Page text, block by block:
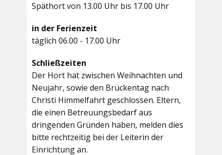
Späthort von 13.00 Uhr bis 17.00 Uhr
in der Ferienzeit
täglich 06.00 - 17.00 Uhr
Schließzeiten
Der Hort hat zwischen Weihnachten und
Neujahr, sowie den Brückentag nach
Christi Himmelfahrt geschlossen. Eltern,
die einen Betreuungsbedarf aus
dringenden Gründen haben, melden dies
bitte rechtzeitig bei der Leiterin der
Einrichtung an.